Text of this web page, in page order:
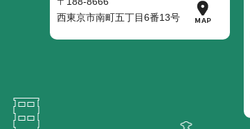
西東京市南町五丁目6番13号